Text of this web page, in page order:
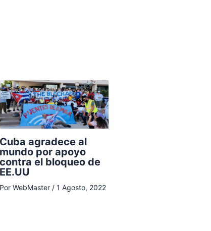
Cuba agradece al
mundo por apoyo
contra el bloqueo de
EE.UU
Por WebMaster / 1 Agosto, 2022